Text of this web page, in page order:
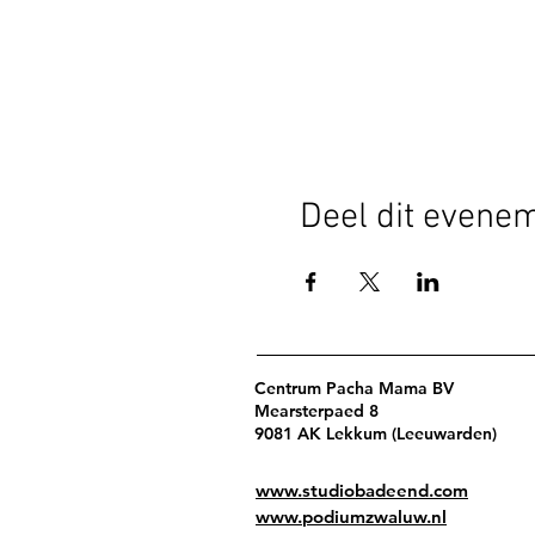
Deel dit
Centrum Pacha Mama BV
Mearsterpaed 8
9081 AK Lekkum (Leeuwarden)
www.studiobadeend.com
www.podiumzwaluw.nl